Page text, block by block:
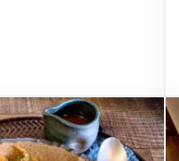
ー（旧：ポンガラカレー）阪急